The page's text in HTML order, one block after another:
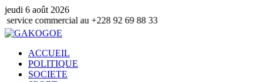
jeudi 6 août 2026
au +228 92 69 88 33
ACCUEIL
POLITIQUE
SOCIETE